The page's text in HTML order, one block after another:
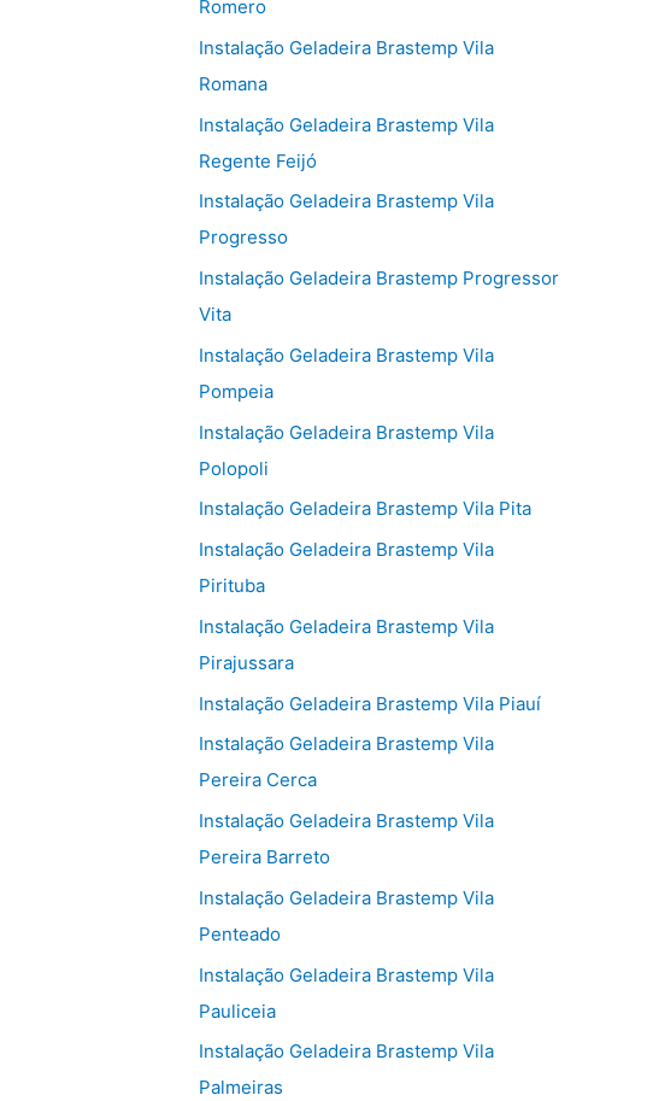
Romero
Instalação Geladeira Brastemp Vila
Romana
Instalação Geladeira Brastemp Vila
Regente Feijó
Instalação Geladeira Brastemp Vila
Progresso
Instalação Geladeira Brastemp Progressor
Vita
Instalação Geladeira Brastemp Vila
Pompeia
Instalação Geladeira Brastemp Vila
Polopoli
Instalação Geladeira Brastemp Vila Pita
Instalação Geladeira Brastemp Vila
Pirituba
Instalação Geladeira Brastemp Vila
Pirajussara
Instalação Geladeira Brastemp Vila Piauí
Instalação Geladeira Brastemp Vila
Pereira Cerca
Instalação Geladeira Brastemp Vila
Pereira Barreto
Instalação Geladeira Brastemp Vila
Penteado
Instalação Geladeira Brastemp Vila
Pauliceia
Instalação Geladeira Brastemp Vila
Palmeiras